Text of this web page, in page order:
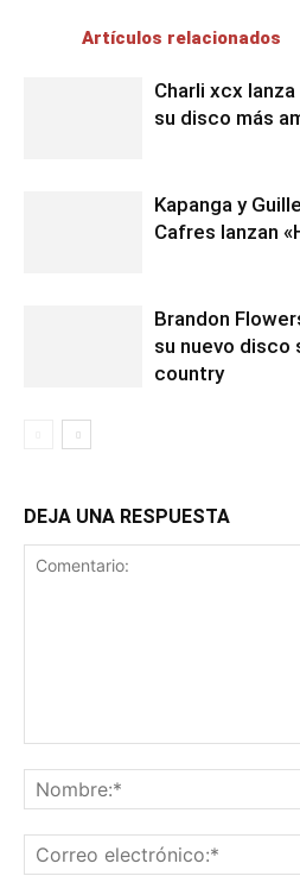
Artículos relacionados
Charli xcx lanza
su disco más
Kapanga y
Cafres lanzan
Brandon
su nuevo disco
country
DEJA UNA RESPUESTA